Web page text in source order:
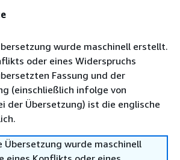
wurde maschinell erstellt.
oder eines Widerspruchs
Fassung und der
(einschließlich infolge von
der Übersetzung) ist die englische
Übersetzung wurde maschinell